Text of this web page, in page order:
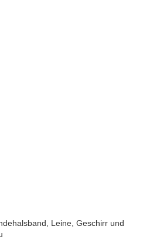
Leine, Geschirr und